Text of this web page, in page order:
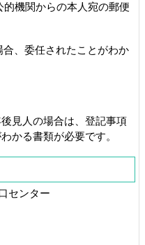
機関からの本人宛の郵便
、委任されたことがわか
見人の場合は、登記事項
かる書類が必要です。
センター